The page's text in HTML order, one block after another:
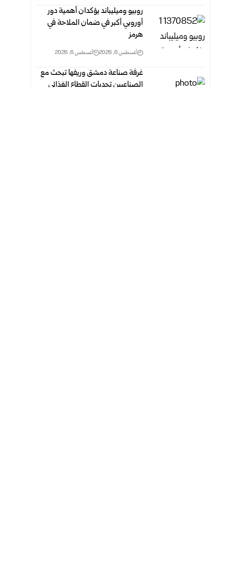
روبيو وميليباند يؤكدان أهمية دور
أوروبي أكبر في ضمان الملاحة في
هرمز
أغسطس 6, 2026 أغسطس 6, 2026
غرفة صناعة دمشق وريفها تبحث مع
الصناعيين تحديات القطاع الغذائي